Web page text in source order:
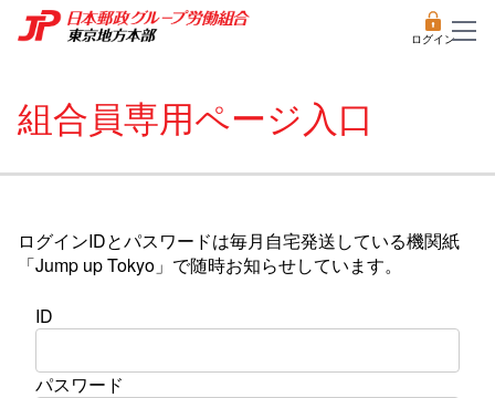
ログイン
組合員専用ページ入口
ログインIDとパスワードは毎月自宅発送している機関紙
「Jump up Tokyo」で随時お知らせしています。
ID
パスワード